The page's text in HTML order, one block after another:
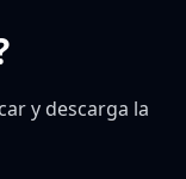
y descarga la